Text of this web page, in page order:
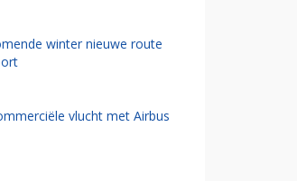
winter nieuwe route
vlucht met Airbus